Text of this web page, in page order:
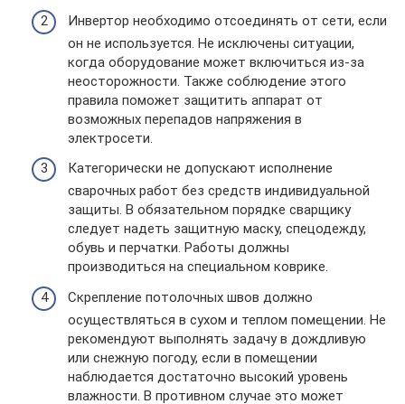
Инвертор необходимо отсоединять от сети, если
он не используется. Не исключены ситуации,
когда оборудование может включиться из-за
неосторожности. Также соблюдение этого
правила поможет защитить аппарат от
возможных перепадов напряжения в
электросети.
Категорически не допускают исполнение
сварочных работ без средств индивидуальной
защиты. В обязательном порядке сварщику
следует надеть защитную маску, спецодежду,
обувь и перчатки. Работы должны
производиться на специальном коврике.
Скрепление потолочных швов должно
осуществляться в сухом и теплом помещении. Не
рекомендуют выполнять задачу в дождливую
или снежную погоду, если в помещении
наблюдается достаточно высокий уровень
влажности. В противном случае это может